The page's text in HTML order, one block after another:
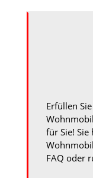
Erfüllen
für Sie! Sie
FAQ oder